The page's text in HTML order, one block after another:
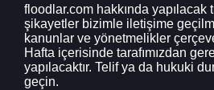
floodlar.com hakkında yapılacak
şikayetler bizimle iletişime
kanunlar ve yönetmelikler
Hafta içerisinde tarafımızdan
yapılacaktır. Telif ya da hukuki
geçin.